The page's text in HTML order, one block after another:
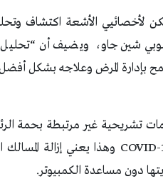
لأخصائيي الأشعة اكتشاف
شين جاو، ويضيف أن
بإدارة المرض وعلاجه بشكل
تشريحية غير مرتبطة بحمة
COVID- وهذا يعني إزالة
دون مساعدة الكمبيوتر.